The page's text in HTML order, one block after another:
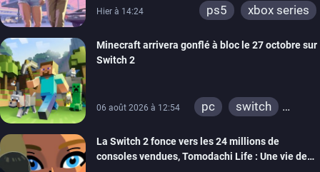
Hier à 14:24 ps5 xbox series
Minecraft arrivera gonflé à bloc le 27 octobre sur
Switch 2
06 août 2026 à 12:54 pc
switch
xbox one
wiiu
3ds
ps3
La Switch 2 fonce vers les 24 millions de
consoles vendues, Tomodachi Life : Une vie de